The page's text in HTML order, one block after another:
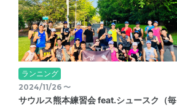
ランニング
2024/11/26 〜
サウルス熊本練習会 feat.シュースク（毎